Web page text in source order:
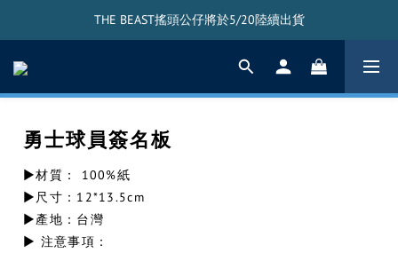
THE BEAST林志傑系列預購商品將於6/8陸續出貨
THE BEAST搖頭公仔將於5/20陸續出貨
THE BEAST林志傑系列預購商品將於6/8陸續出貨
勇⼠球員簽名板
▶材質： 100%紙
▶尺寸：12*13.5cm
▶產地：台灣
▶ 注意事項：